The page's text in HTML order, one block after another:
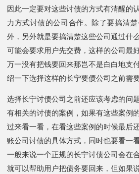
因此一定要对这些讨债的方式有清醒的
力方式讨债的公司合作。除了要搞清
外，另外就是要搞清楚这些公司通过什
可能会要求用户先交费，这样的公司最
万一没有把钱要回来那岂不是白白地支
绍一下选择这样的长宁要债公司之前需
选择长宁讨债公司之前还应该考虑的问
有相关的讨债的案例，如果有这些案例
过来看一看，在看这些案例的时候最后
账公司讨债的具体方式，同时也要看一
一般来说一个正规的长宁讨债公司会在
就可以帮助用户把债务要回来，但如果